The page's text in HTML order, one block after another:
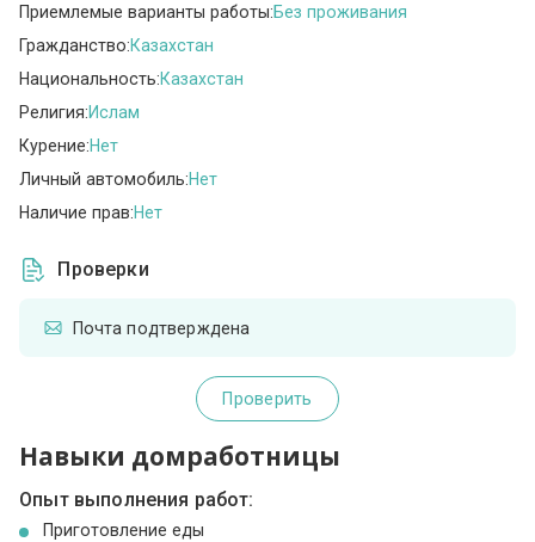
Приемлемые варианты работы:Без проживания
Гражданство:Казахстан
Национальность:Казахстан
Религия:Ислам
Курение:Нет
Личный автомобиль:Нет
Наличие прав:Нет
Проверки
Почта подтверждена
Проверить
Навыки домработницы
Опыт выполнения работ:
Приготовление еды